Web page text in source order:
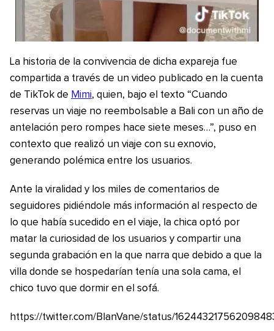
La historia de la convivencia de dicha expareja fue
compartida a través de un video publicado en la cuenta
de TikTok de Mimi, quien, bajo el texto “Cuando
reservas un viaje no reembolsable a Bali con un año de
antelación pero rompes hace siete meses…”, puso en
contexto que realizó un viaje con su exnovio,
generando polémica entre los usuarios.
Ante la viralidad y los miles de comentarios de
seguidores pidiéndole más información al respecto de
lo que había sucedido en el viaje, la chica optó por
matar la curiosidad de los usuarios y compartir una
segunda grabación en la que narra que debido a que la
villa donde se hospedarían tenía una sola cama, el
chico tuvo que dormir en el sofá.
https://twitter.com/BlanVane/status/